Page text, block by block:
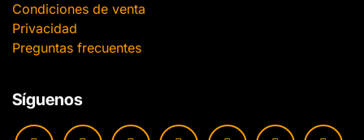
Condiciones de venta
Privacidad
Preguntas frecuentes
Síguenos